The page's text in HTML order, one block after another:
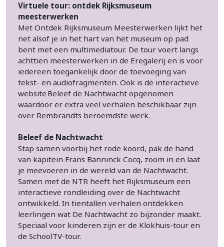
Virtuele tour: ontdek Rijksmuseum
meesterwerken
Met Ontdek Rijksmuseum Meesterwerken lijkt het
net alsof je in het hart van het museum op pad
bent met een multimediatour. De tour voert langs
achttien meesterwerken in de Eregalerij en is voor
iedereen toegankelijk door de toevoeging van
tekst- en audiofragmenten. Ook is de interactieve
website Beleef de Nachtwacht opgenomen
waardoor er extra veel verhalen beschikbaar zijn
over Rembrandts beroemdste werk.
Beleef de Nachtwacht
Stap samen voorbij het rode koord, pak de hand
van kapitein Frans Banninck Cocq, zoom in en laat
je meevoeren in de wereld van de Nachtwacht.
Samen met de NTR heeft het Rijksmuseum een
interactieve rondleiding over de Nachtwacht
ontwikkeld. In tientallen verhalen ontdekken
leerlingen wat De Nachtwacht zo bijzonder maakt.
Speciaal voor kinderen zijn er de Klokhuis-tour en
de SchoolTV-tour.